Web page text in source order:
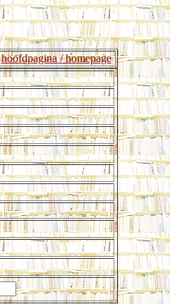
hoofdpagina / homepage